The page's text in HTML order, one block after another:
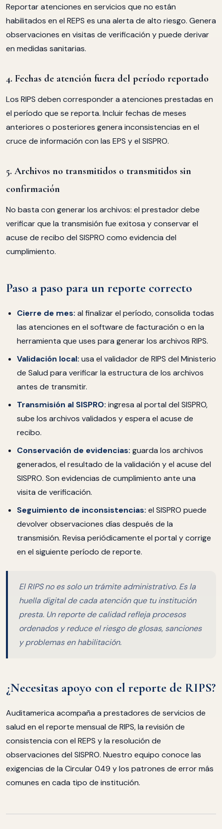
Reportar atenciones en servicios que no están
habilitados en el REPS es una alerta de alto riesgo. Genera
observaciones en visitas de verificación y puede derivar
en medidas sanitarias.
4. Fechas de atención fuera del período reportado
Los RIPS deben corresponder a atenciones prestadas en
el período que se reporta. Incluir fechas de meses
anteriores o posteriores genera inconsistencias en el
cruce de información con las EPS y el SISPRO.
5. Archivos no transmitidos o transmitidos sin
confirmación
No basta con generar los archivos: el prestador debe
verificar que la transmisión fue exitosa y conservar el
acuse de recibo del SISPRO como evidencia del
cumplimiento.
Paso a paso para un reporte correcto
Cierre de mes: al finalizar el período, consolida todas
las atenciones en el software de facturación o en la
herramienta que uses para generar los archivos RIPS.
Validación local: usa el validador de RIPS del Ministerio
de Salud para verificar la estructura de los archivos
antes de transmitir.
Transmisión al SISPRO: ingresa al portal del SISPRO,
sube los archivos validados y espera el acuse de
recibo.
Conservación de evidencias: guarda los archivos
generados, el resultado de la validación y el acuse del
SISPRO. Son evidencias de cumplimiento ante una
visita de verificación.
Seguimiento de inconsistencias: el SISPRO puede
devolver observaciones días después de la
transmisión. Revisa periódicamente el portal y corrige
en el siguiente período de reporte.
El RIPS no es solo un trámite administrativo. Es la
huella digital de cada atención que tu institución
presta. Un reporte de calidad refleja procesos
ordenados y reduce el riesgo de glosas, sanciones
y problemas en habilitación.
¿Necesitas apoyo con el reporte de RIPS?
Auditamerica acompaña a prestadores de servicios de
salud en el reporte mensual de RIPS, la revisión de
consistencia con el REPS y la resolución de
observaciones del SISPRO. Nuestro equipo conoce las
exigencias de la Circular 049 y los patrones de error más
comunes en cada tipo de institución.